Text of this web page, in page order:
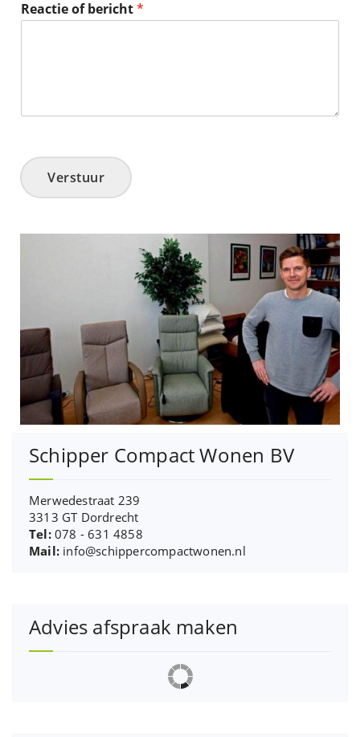
Reactie of bericht*
Verstuur
Schipper Compact Wonen BV
Merwedestraat 239
3313 GT Dordrecht
Tel:078 - 631 4858
Mail: info@schippercompactwonen.nl
Advies afspraak maken